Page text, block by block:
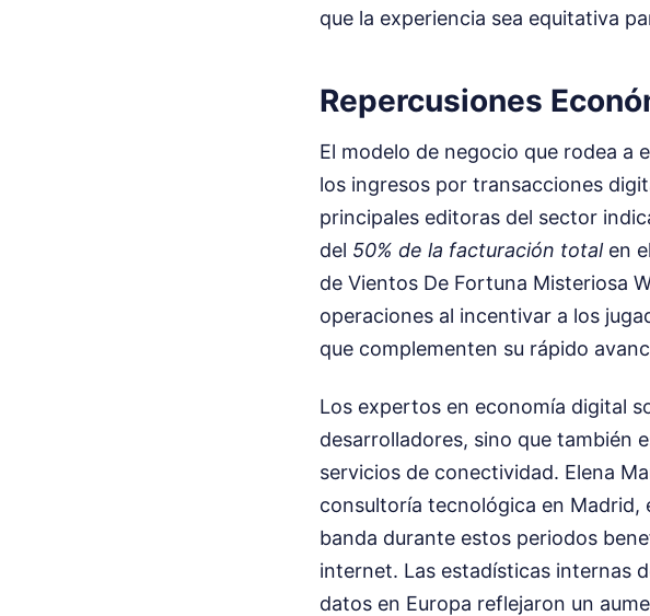
que la experiencia sea equitativa
Repercusiones
El modelo de negocio que rodea a
los ingresos por transacciones
principales editoras del sector
del 50% de la facturación totalen
de Vientos De Fortuna Misteriosa
operaciones al incentivar a los
que complementen su rápido
Los expertos en economía digital
desarrolladores, sino que también
servicios de conectividad. Elena
consultoría tecnológica en Madrid,
banda durante estos periodos
internet. Las estadísticas internas
datos en Europa reflejaron un